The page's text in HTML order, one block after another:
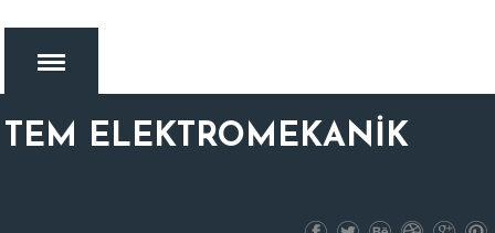
TEM ELEKTROMEKANİK
MENU